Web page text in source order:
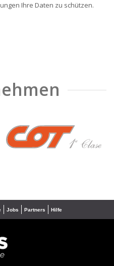
Ihre Daten zu schützen.
❯
Jobs Partners Hilfe